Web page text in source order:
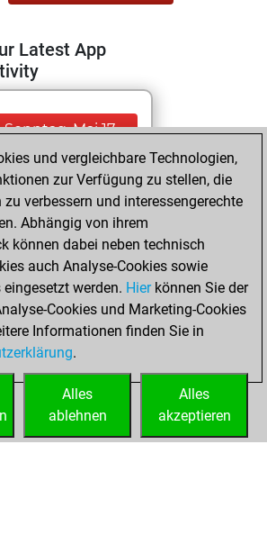
Latest App
Sonntag, Mai 17,
2026
You played 360
blitz games
Play
You scored
+140 =25 -195 in
blitz
You played 40
slow games
You scored +16
=1 -23 in slow games
und vergleichbare Technologien,
zur Verfügung zu stellen, die
verbessern und interessengerechte
Abhängig von ihrem
können dabei neben technisch
auch Analyse-Cookies sowie
werden. Hierkönnen Sie der
Cookies und Marketing-Cookies
Informationen finden Sie in
.
Alles
akzeptieren
Alles
ablehnen